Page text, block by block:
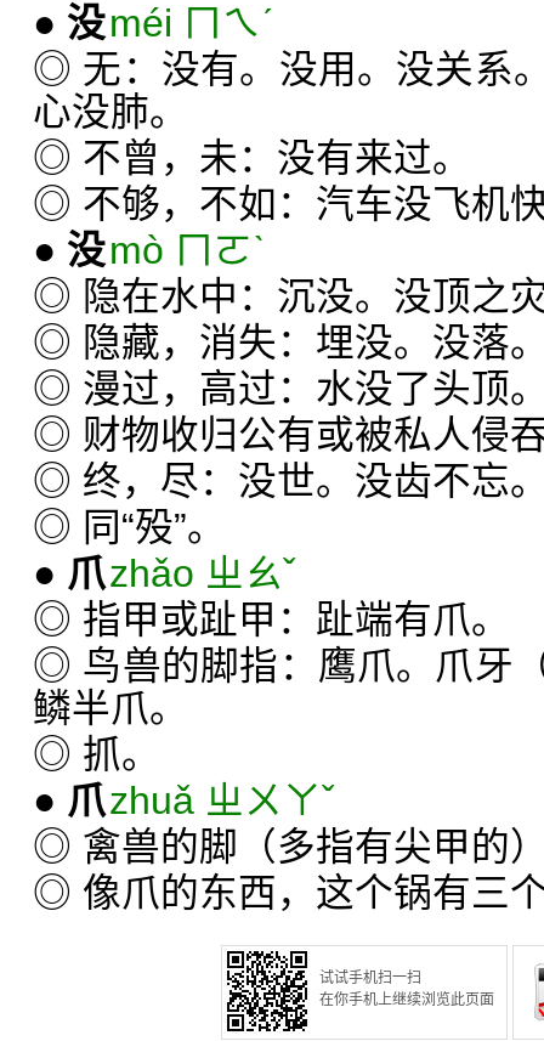
● 没méi ㄇㄟˊ
◎ 无：没有。没用。没关系
心没肺。
◎ 不曾，未：没有来过。
◎ 不够，不如：汽车没飞机
● 没mò ㄇㄛˋ
◎ 隐在水中：沉没。没顶之
◎ 隐藏，消失：埋没。没落
◎ 漫过，高过：水没了头顶
◎ 财物收归公有或被私人侵
◎ 终，尽：没世。没齿不忘
◎ 同“殁”。
● 爪zhǎo ㄓㄠˇ
◎ 指甲或趾甲：趾端有爪。
◎ 鸟兽的脚指：鹰爪。爪牙
鳞半爪。
◎ 抓。
● 爪zhuǎ ㄓㄨㄚˇ
◎ 禽兽的脚（多指有尖甲的
◎ 像爪的东西，这个锅有三
试试手机扫一扫
在你手机上继续浏览此页面